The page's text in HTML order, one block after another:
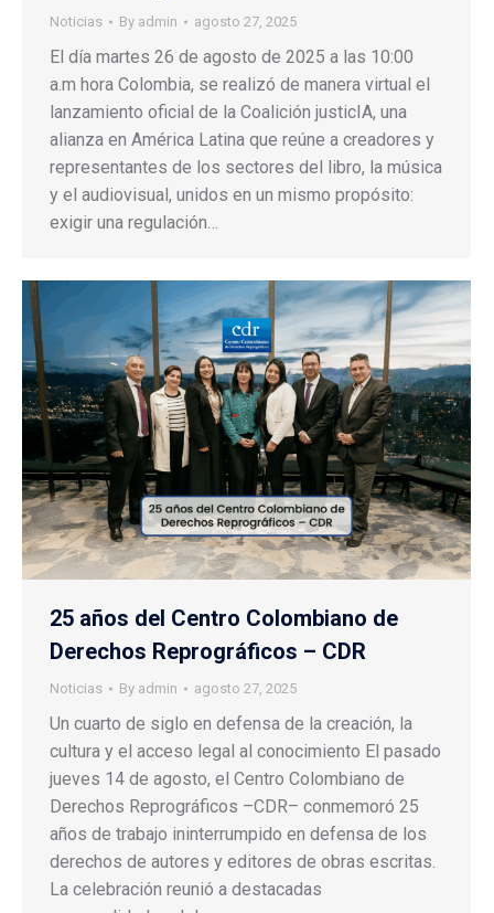
Noticias By admin agosto 27, 2025
El día martes 26 de agosto de 2025 a las 10:00
a.m hora Colombia, se realizó de manera virtual el
lanzamiento oficial de la Coalición justicIA, una
alianza en América Latina que reúne a creadores y
representantes de los sectores del libro, la música
y el audiovisual, unidos en un mismo propósito:
exigir una regulación…
25 años del Centro Colombiano de
Derechos Reprográficos – CDR
Noticias By admin agosto 27, 2025
Un cuarto de siglo en defensa de la creación, la
cultura y el acceso legal al conocimiento El pasado
jueves 14 de agosto, el Centro Colombiano de
Derechos Reprográficos –CDR– conmemoró 25
años de trabajo ininterrumpido en defensa de los
derechos de autores y editores de obras escritas.
La celebración reunió a destacadas